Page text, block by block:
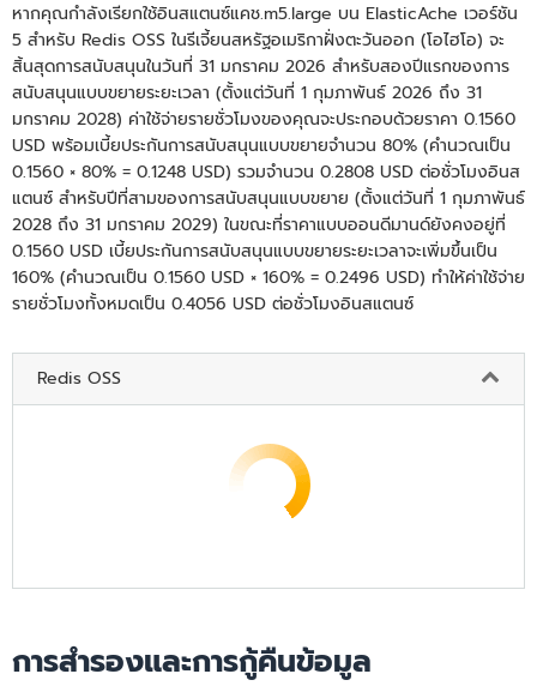
หากคุณกำลังเรียกใช้อินสแตนซ์แคช.m5.large บน ElasticAche เวอร์ชัน
5 สำหรับ Redis OSS ในรีเจี้ยนสหรัฐอเมริกาฝั่งตะวันออก (โอไฮโอ) จะ
สิ้นสุดการสนับสนุนในวันที่ 31 มกราคม 2026 สำหรับสองปีแรกของการ
สนับสนุนแบบขยายระยะเวลา (ตั้งแต่วันที่ 1 กุมภาพันธ์ 2026 ถึง 31
มกราคม 2028) ค่าใช้จ่ายรายชั่วโมงของคุณจะประกอบด้วยราคา 0.1560
USD พร้อมเบี้ยประกันการสนับสนุนแบบขยายจำนวน 80% (คำนวณเป็น
0.1560 × 80% = 0.1248 USD) รวมจำนวน 0.2808 USD ต่อชั่วโมงอินส
แตนซ์ สำหรับปีที่สามของการสนับสนุนแบบขยาย (ตั้งแต่วันที่ 1 กุมภาพันธ์
2028 ถึง 31 มกราคม 2029) ในขณะที่ราคาแบบออนดีมานด์ยังคงอยู่ที่
0.1560 USD เบี้ยประกันการสนับสนุนแบบขยายระยะเวลาจะเพิ่มขึ้นเป็น
160% (คำนวณเป็น 0.1560 USD × 160% = 0.2496 USD) ทำให้ค่าใช้จ่าย
รายชั่วโมงทั้งหมดเป็น 0.4056 USD ต่อชั่วโมงอินสแตนซ์
Redis OSS
การสำรองและการกู้คืนข้อมูล